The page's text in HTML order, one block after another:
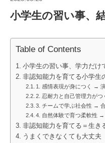
小学生の習い事、
Table of Contents
小学生の習い事、学力だけ
非認知能力を育てる小学生
1. 感情表現が身につく →
2. 忍耐力と自己管理力が
3. チームで学ぶ社会性 →
4. 自然体験で育つ柔軟性
非認知能力を育てる＝生き
うまくできなくても大丈夫